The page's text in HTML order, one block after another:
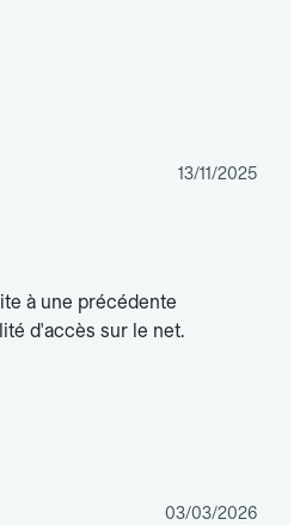
13/11/2025
à une précédente
d'accès sur le net.
03/03/2026